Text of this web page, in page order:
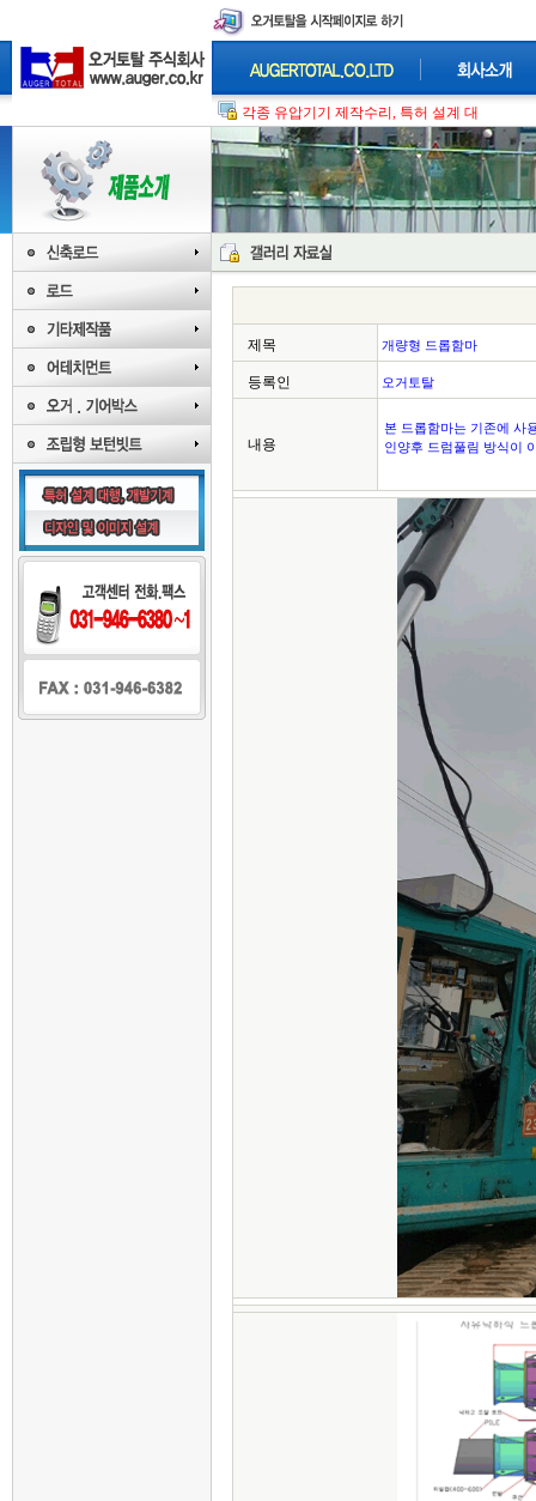
각종 유압기기 제작수리, 특허 설계 대행, 개발
제목 개량형 드롭함마
등록인 오거토탈
내용
본 드롭함마는 기존에 사
인양후 드럼풀림 방식이